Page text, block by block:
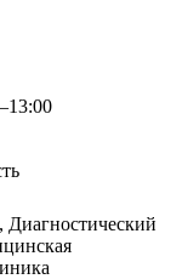
Диагностический